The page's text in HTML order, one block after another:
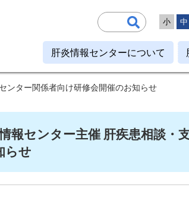
小 中
肝炎情報センターについて
ンター関係者向け研修会開催のお知らせ
報センター主催 肝疾患相談・
らせ